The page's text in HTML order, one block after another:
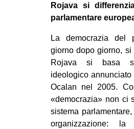
Rojava si
parlamentare
La democrazia del
giorno dopo giorno, si
Rojava si basa
ideologico
Ocalan nel 2005.
«democrazia» non ci
sistema parlamentare,
organizzazione: la